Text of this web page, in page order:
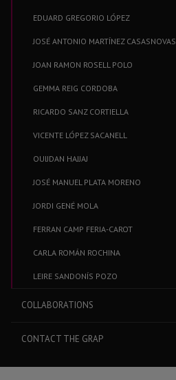
EDUARD GREGORIO LÓPEZ
JOSÉ ANTONIO MARTÍNEZ CASASNOVAS
JOAN RAMON ROSELL POLO
GEMMA REIG CORDOBA
RICARDO SANZ CORTIELLA
VICENTE LÓPEZ SACANELL
OUIJDAN HAJJAJ
JOSÉ MANUEL PLATA MORENO
JORDI GENÉ MOLA
FERRAN CAMP FERIA-CAROT
CARLA ROMÁN ROCHINA
LEIRE SANDONÍS POZO
COLLABORATIONS
CONTACT THE GRAP